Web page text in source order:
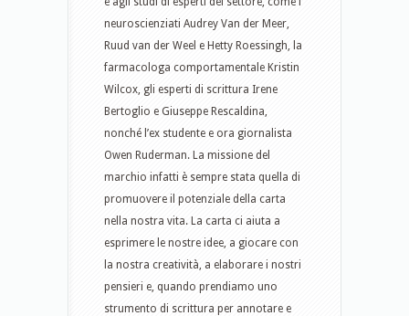
neuroscienziati Audrey Van der Meer,
Ruud van der Weel e Hetty Roessingh, la
farmacologa comportamentale Kristin
Wilcox, gli esperti di scrittura Irene
Bertoglio e Giuseppe Rescaldina,
nonché l’ex studente e ora giornalista
Owen Ruderman. La missione del
marchio infatti è sempre stata quella di
promuovere il potenziale della carta
nella nostra vita. La carta ci aiuta a
esprimere le nostre idee, a giocare con
la nostra creatività, a elaborare i nostri
pensieri e, quando prendiamo uno
strumento di scrittura per annotare e